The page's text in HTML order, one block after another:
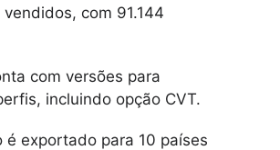
com 91.144
com versões para
incluindo opção CVT.
é exportado para 10 países